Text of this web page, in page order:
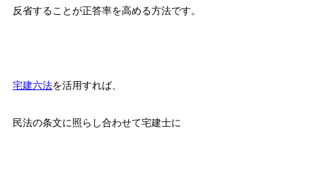
反省することが正答率を高める方法です。
宅建六法を活用すれば、
民法の条文に照らし合わせて宅建士に